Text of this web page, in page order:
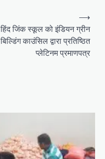
हिंद जिंक स्कूल को इंडियन ग्रीन
बिल्डिंग काउंसिल द्वारा प्रतिष्ठित
प्लेटिनम प्रमाणपत्र
⟶